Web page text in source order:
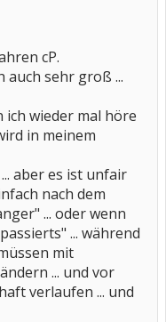
cP.
auch sehr groß ...
ich wieder mal höre
in meinem
aber es ist unfair
nach dem
... oder wenn
... während
mit
... und vor
verlaufen ... und